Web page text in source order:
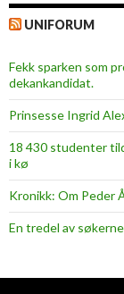
UNIFORUM
Fekk sparken som
dekankandidat.
Prinsesse Ingrid
18 430 studenter
i kø
Kronikk: Om Peder
En tredel av